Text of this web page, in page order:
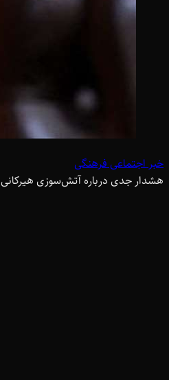
خبر اجتماعی فرهنگی
هشدار جدی درباره آتش‌سوزی هیرکانی